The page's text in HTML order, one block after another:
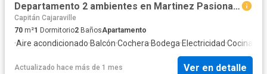
Departamento 2 ambientes en Martinez Pasionaria San Isidro
Capitán Cajaraville
70 m²1 Dormitorio2 BañosApartamento
·Aire acondicionado·Balcón·Cochera·Bodega·Electricidad·Cocina
Actualizado hace más de 1 mes Ver en detalle